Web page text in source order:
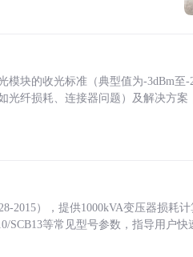
块的收光标准（典型值为-3dBm至-
光纤损耗、连接器问题）及解决方案
2015），提供1000kVA变压器损耗
SCB13等常见型号参数，指导用户快